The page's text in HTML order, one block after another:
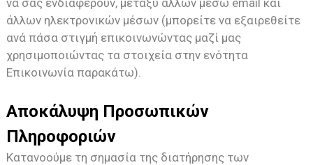
άλλων ηλεκτρονικών μέσων (μπορείτε να εξαιρεθείτε
ανά πάσα στιγμή επικοινωνώντας μαζί μας
χρησιμοποιώντας τα στοιχεία στην ενότητα
Επικοινωνία παρακάτω).
Αποκάλυψη Προσωπικών
Πληροφοριών
Κατανοούμε τη σημασία της διατήρησης των